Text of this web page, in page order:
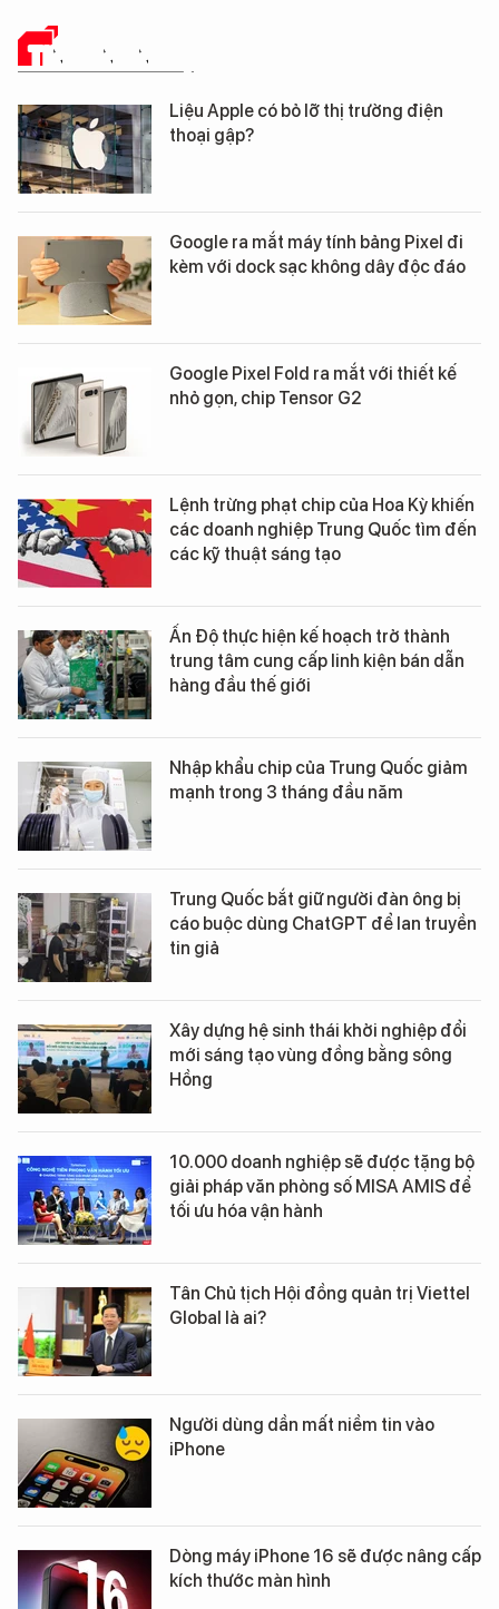
TIN CÔNG NGHỆ
Liệu Apple có bỏ lỡ thị trường điện
thoại gập?
Google ra mắt máy tính bảng Pixel đi
kèm với dock sạc không dây độc đáo
Google Pixel Fold ra mắt với thiết kế
nhỏ gọn, chip Tensor G2
Lệnh trừng phạt chip của Hoa Kỳ khiến
các doanh nghiệp Trung Quốc tìm đến
các kỹ thuật sáng tạo
Ấn Độ thực hiện kế hoạch trở thành
trung tâm cung cấp linh kiện bán dẫn
hàng đầu thế giới
Nhập khẩu chip của Trung Quốc giảm
mạnh trong 3 tháng đầu năm
Trung Quốc bắt giữ người đàn ông bị
cáo buộc dùng ChatGPT để lan truyền
tin giả
Xây dựng hệ sinh thái khởi nghiệp đổi
mới sáng tạo vùng đồng bằng sông
Hồng
10.000 doanh nghiệp sẽ được tặng bộ
giải pháp văn phòng số MISA AMIS để
tối ưu hóa vận hành
Tân Chủ tịch Hội đồng quản trị Viettel
Global là ai?
Người dùng dần mất niềm tin vào
iPhone
Dòng máy iPhone 16 sẽ được nâng cấp
kích thước màn hình